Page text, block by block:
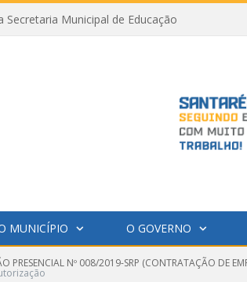
Secretaria Municipal de Educação
MUNICÍPIO O GOVERNO
PRESENCIAL Nº 008/2019-SRP (CONTRATAÇÃO DE